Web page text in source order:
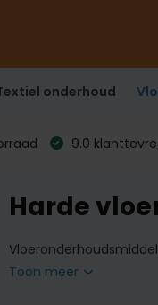
onderhoud
9.0
Harde
Toon meer